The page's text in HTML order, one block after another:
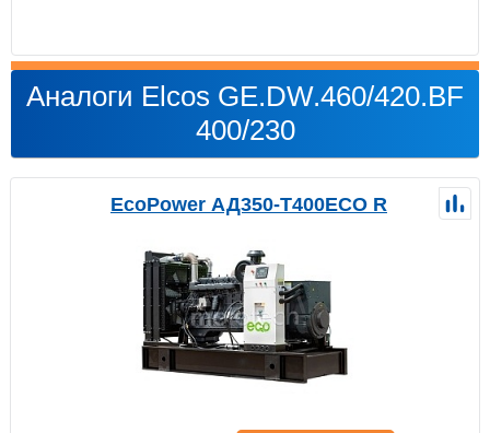
Аналоги Elcos GE.DW.460/420.BF
400/230
EcoPower АД350-T400ECO R